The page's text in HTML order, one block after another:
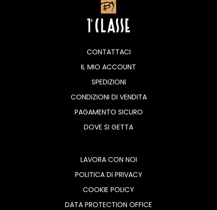
CONTATTACI
IL MIO ACCOUNT
SPEDIZIONI
CONDIZIONI DI VENDITA
PAGAMENTO SICURO
DOVE SI GETTA
LAVORA CON NOI
POLITICA DI PRIVACY
COOKIE POLICY
DATA PROTECTION OFFICE